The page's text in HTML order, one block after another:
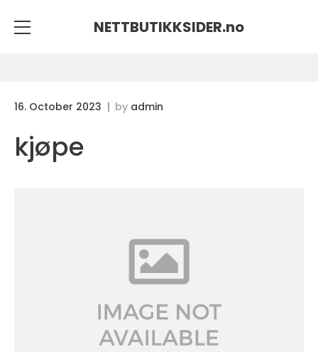
NETTBUTIKKSIDER.no
16. October 2023 by admin
kjøpe